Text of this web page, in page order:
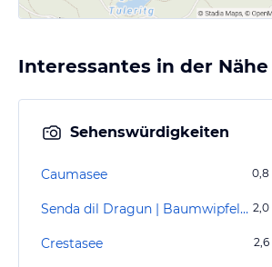
Interessantes in der Nähe
Sehenswürdigkeiten
Caumasee 0,8
Senda dil Dragun | Baumwipfelpfad Laax 2,0
Crestasee 2,6